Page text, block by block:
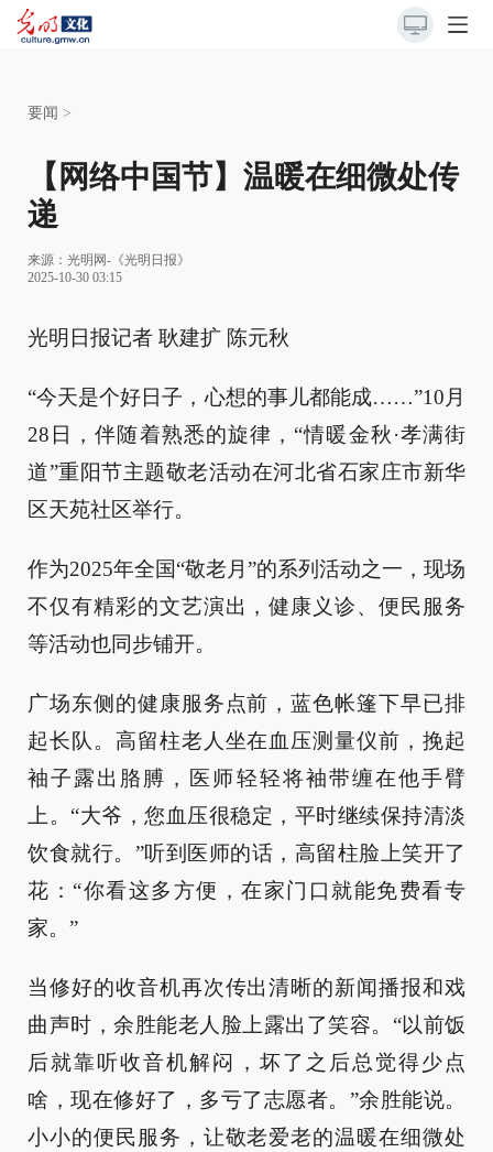
要闻 >
【网络中国节】温暖在细微处传
递
来源： 光明网-《光明日报》
2025-10-30 03:15
光明日报记者 耿建扩 陈元秋
“今天是个好日子，心想的事儿都能成……”10月
28日，伴随着熟悉的旋律，“情暖金秋·孝满街
道”重阳节主题敬老活动在河北省石家庄市新华
区天苑社区举行。
作为2025年全国“敬老月”的系列活动之一，现场
不仅有精彩的文艺演出，健康义诊、便民服务
等活动也同步铺开。
广场东侧的健康服务点前，蓝色帐篷下早已排
起长队。高留柱老人坐在血压测量仪前，挽起
袖子露出胳膊，医师轻轻将袖带缠在他手臂
上。“大爷，您血压很稳定，平时继续保持清淡
饮食就行。”听到医师的话，高留柱脸上笑开了
花：“你看这多方便，在家门口就能免费看专
家。”
当修好的收音机再次传出清晰的新闻播报和戏
曲声时，余胜能老人脸上露出了笑容。“以前饭
后就靠听收音机解闷，坏了之后总觉得少点
啥，现在修好了，多亏了志愿者。”余胜能说。
小小的便民服务，让敬老爱老的温暖在细微处